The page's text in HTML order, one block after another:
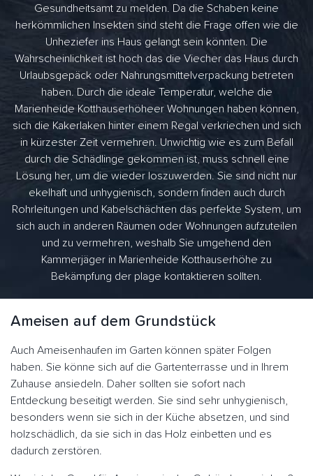
Gesundheitsamt zu melden. Da die Schaben keine
herkömmlichen Insekten sind steht die Frage offen wie die
Unheziefer ins Haus gelangt sein könnten. Die
Wahrscheinlichkeit ist hoch das die Viecher das Haus durch
Urlaubsgepäck oder Nahrungsmittelverpackung betreten
haben. Durch die ideale Temperatur, welche die
Marienheide Kotthauserhöheer Wohnungen haben können,
sich die Kakerlaken hinter einem Regal verkriechen und sich
in kürzester Zeit vermehren. Unwichtig wie es zum Befall
durch die Schädlinge gekommen ist, muss schnell eine
Lösung her, um die wieder loszuwerden. Sie sind nicht nur
ekelhaft und unhygienisch, sondern finden auch durch
Rohrleitungen und Kabelschächten das perfekte System, um
sich auch in anderen Räumen oder Wohnungen aufzuteilen
und zu vermehren, weshalb Sie umgehend den
Kammerjäger in Marienheide Kotthauserhöhe zu
Bekämpfung der plage kontaktieren sollten.
Ameisen auf dem Grundstück
Auch Ameisenhaufen im Garten können später Folgen
haben. Sie könne sich auf die Gartenterrasse und in Ihrem
Zuhause ansiedeln. Daher sollten sie sofort nach
Entdeckung beseitigt werden. Sie sind sehr unhygienisch,
besonders wenn sie sich in der Küche absetzen, und sind
holzschädlich, da sie sich in das Holz einbetten und es
dadurch zerstören.